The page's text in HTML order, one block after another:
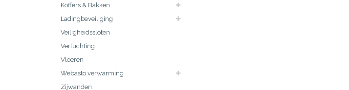
Koffers & Bakken
Ladingbeveiliging
Veiligheidssloten
Verluchting
Vloeren
Webasto verwarming
Zijwanden